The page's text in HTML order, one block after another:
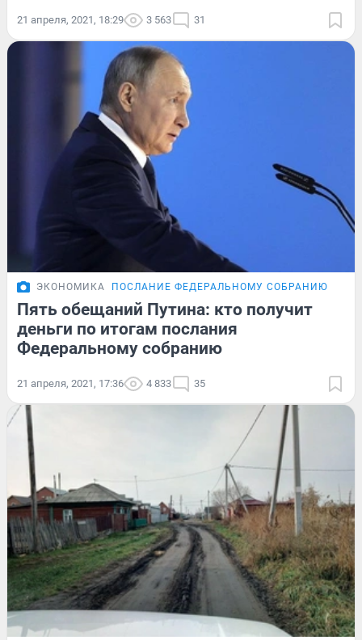
21 апреля, 2021, 18:29 3 563 31
ЭКОНОМИКА ПОСЛАНИЕ ФЕДЕРАЛЬНОМУ СОБРАНИЮ
Пять обещаний Путина: кто получит
деньги по итогам послания
Федеральному собранию
21 апреля, 2021, 17:36 4 833 35